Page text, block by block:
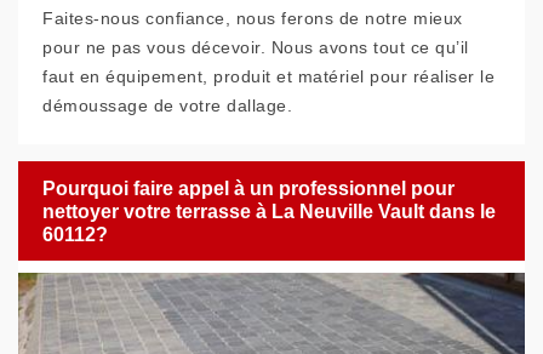
Faites-nous confiance, nous ferons de notre mieux
pour ne pas vous décevoir. Nous avons tout ce qu’il
faut en équipement, produit et matériel pour réaliser le
démoussage de votre dallage.
Pourquoi faire appel à un professionnel pour
nettoyer votre terrasse à La Neuville Vault dans le
60112?